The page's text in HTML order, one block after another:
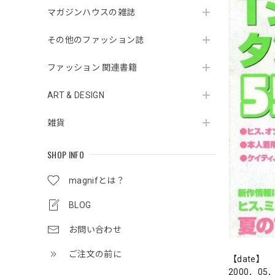
マガジンハウスの雑誌
その他のファッション誌
ファッション 関連書籍
ART & DESIGN
雑貨
SHOP INFO
magnifとは？
BLOG
お問い合わせ
ご注文の前に
【date】
2000．05